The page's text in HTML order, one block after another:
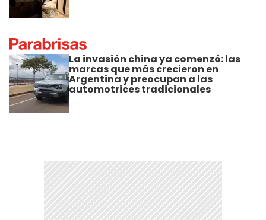
La invasión china ya comenzó: las
marcas que más crecieron en
Argentina y preocupan a las
automotrices tradicionales